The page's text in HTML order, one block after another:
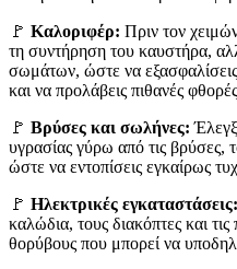
🚩 Καλοριφέρ: Πριν τον
τη συντήρηση του καυστήρα,
σωμάτων, ώστε να
και να προλάβεις πιθανές
🚩 Βρύσες και σωλήνες:
υγρασίας γύρω από τις βρύσες,
ώστε να εντοπίσεις εγκαίρως
🚩 Ηλεκτρικές εγκαταστάσεις:
καλώδια, τους διακόπτες και
θορύβους που μπορεί να